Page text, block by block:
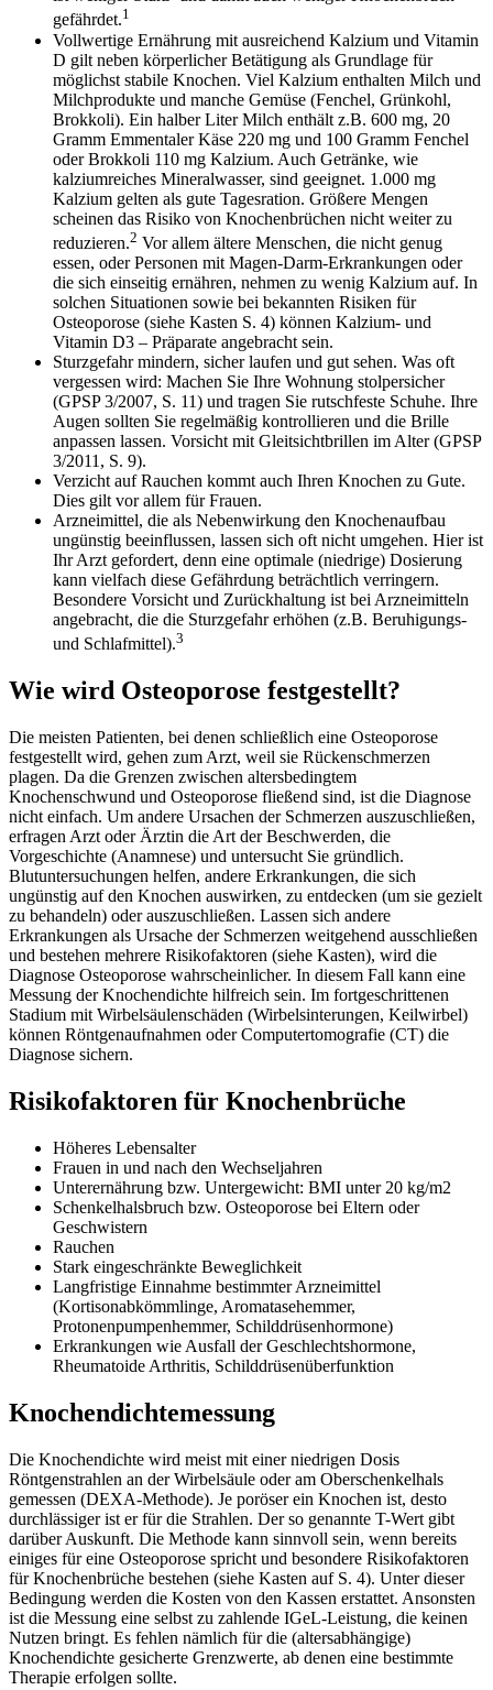
gefährdet.1
Vollwertige Ernährung mit ausreichend Kalzium und Vitamin
D gilt neben körperlicher Betätigung als Grundlage für
möglichst stabile Knochen. Viel Kalzium enthalten Milch und
Milchprodukte und manche Gemüse (Fenchel, Grünkohl,
Brokkoli). Ein halber Liter Milch enthält z.B. 600 mg, 20
Gramm Emmentaler Käse 220 mg und 100 Gramm Fenchel
oder Brokkoli 110 mg Kalzium. Auch Getränke, wie
kalziumreiches Mineralwasser, sind geeignet. 1.000 mg
Kalzium gelten als gute Tagesration. Größere Mengen
scheinen das Risiko von Knochenbrüchen nicht weiter zu
reduzieren.2 Vor allem ältere Menschen, die nicht genug
essen, oder Personen mit Magen-Darm-Erkrankungen oder
die sich einseitig ernähren, nehmen zu wenig Kalzium auf. In
solchen Situationen sowie bei bekannten Risiken für
Osteoporose (siehe Kasten S. 4) können Kalzium- und
Vitamin D3 – Präparate angebracht sein.
Sturzgefahr mindern, sicher laufen und gut sehen. Was oft
vergessen wird: Machen Sie Ihre Wohnung stolpersicher
(GPSP 3/2007, S. 11) und tragen Sie rutschfeste Schuhe. Ihre
Augen sollten Sie regelmäßig kontrollieren und die Brille
anpassen lassen. Vorsicht mit Gleitsichtbrillen im Alter (GPSP
3/2011, S. 9).
Verzicht auf Rauchen kommt auch Ihren Knochen zu Gute.
Dies gilt vor allem für Frauen.
Arzneimittel, die als Nebenwirkung den Knochenaufbau
ungünstig beeinflussen, lassen sich oft nicht umgehen. Hier ist
Ihr Arzt gefordert, denn eine optimale (niedrige) Dosierung
kann vielfach diese Gefährdung beträchtlich verringern.
Besondere Vorsicht und Zurückhaltung ist bei Arzneimitteln
angebracht, die die Sturzgefahr erhöhen (z.B. Beruhigungs-
und Schlafmittel).3
Wie wird Osteoporose festgestellt?
Die meisten Patienten, bei denen schließlich eine Osteoporose
festgestellt wird, gehen zum Arzt, weil sie Rückenschmerzen
plagen. Da die Grenzen zwischen altersbedingtem
Knochenschwund und Osteoporose fließend sind, ist die Diagnose
nicht einfach. Um andere Ursachen der Schmerzen auszuschließen,
erfragen Arzt oder Ärztin die Art der Beschwerden, die
Vorgeschichte (Anamnese) und untersucht Sie gründlich.
Blutuntersuchungen helfen, andere Erkrankungen, die sich
ungünstig auf den Knochen auswirken, zu entdecken (um sie gezielt
zu behandeln) oder auszuschließen. Lassen sich andere
Erkrankungen als Ursache der Schmerzen weitgehend ausschließen
und bestehen mehrere Risikofaktoren (siehe Kasten), wird die
Diagnose Osteoporose wahrscheinlicher. In diesem Fall kann eine
Messung der Knochendichte hilfreich sein. Im fortgeschrittenen
Stadium mit Wirbelsäulenschäden (Wirbelsinterungen, Keilwirbel)
können Röntgenaufnahmen oder Computertomografie (CT) die
Diagnose sichern.
Risikofaktoren für Knochenbrüche
Höheres Lebensalter
Frauen in und nach den Wechseljahren
Unterernährung bzw. Untergewicht: BMI unter 20 kg/m2
Schenkelhalsbruch bzw. Osteoporose bei Eltern oder
Geschwistern
Rauchen
Stark eingeschränkte Beweglichkeit
Langfristige Einnahme bestimmter Arzneimittel
(Kortisonabkömmlinge, Aromatasehemmer,
Protonenpumpenhemmer, Schilddrüsenhormone)
Erkrankungen wie Ausfall der Geschlechtshormone,
Rheumatoide Arthritis, Schilddrüsenüberfunktion
Knochendichtemessung
Die Knochendichte wird meist mit einer niedrigen Dosis
Röntgenstrahlen an der Wirbelsäule oder am Oberschenkelhals
gemessen (DEXA-Methode). Je poröser ein Knochen ist, desto
durchlässiger ist er für die Strahlen. Der so genannte T-Wert gibt
darüber Auskunft. Die Methode kann sinnvoll sein, wenn bereits
einiges für eine Osteoporose spricht und besondere Risikofaktoren
für Knochenbrüche bestehen (siehe Kasten auf S. 4). Unter dieser
Bedingung werden die Kosten von den Kassen erstattet. Ansonsten
ist die Messung eine selbst zu zahlende IGeL-Leistung, die keinen
Nutzen bringt. Es fehlen nämlich für die (altersabhängige)
Knochendichte gesicherte Grenzwerte, ab denen eine bestimmte
Therapie erfolgen sollte.